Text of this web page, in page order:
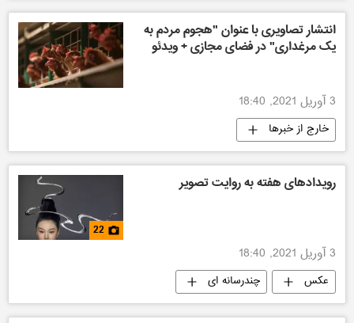
انتشار تصاویری با عنوان "هجوم مردم به
یک مرغداری" در فضای مجازی + ویدئو
3 آوریل 2021, 18:40
خارج از خبرها
رویدادهای هفته به روایت تصویر
22
3 آوریل 2021, 18:40
عکس چندرسانه ای